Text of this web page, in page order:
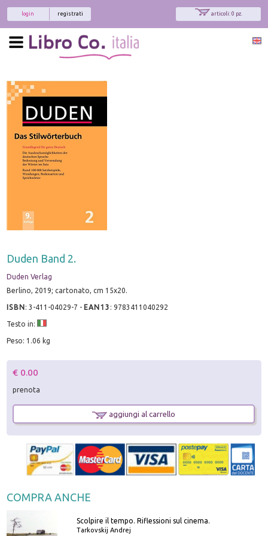
articoli: 0 pz.
registrati
login
Duden Band 2.
Duden Verlag
Berlino, 2019; cartonato, cm 15x20.
ISBN:3-411-04029-7 - EAN13 :9783411040292
Testo in:
Peso: 1.06 kg
€ 0.00
prenota
aggiungi al carrello
COMPRA ANCHE
Scolpire il tempo. Riflessioni sul cinema.
Tarkovskij Andrej